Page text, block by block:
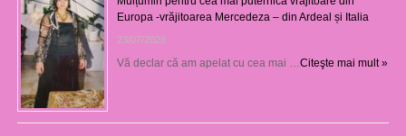
Europa -vrăjitoarea Mercedeza – din Ardeal și Italia
23/07/2026
Vă declar că am apelat cu cea mai …Citeşte mai mult »